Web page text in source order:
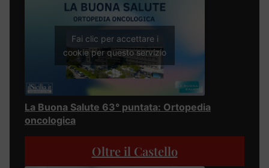
Fai clic per accettare i
cookie per questo servizio
La Buona Salute 63° puntata: Ortopedia
oncologica
Oltre il Castello